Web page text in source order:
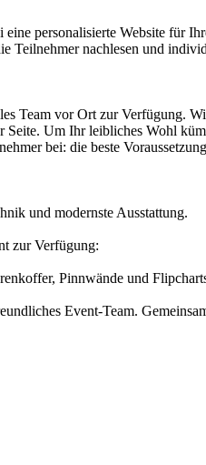
personalisierte Website für
nachlesen und
Team vor Ort zur Verfügung.
Um Ihr leibliches Wohl
bei: die beste
und modernste Ausstattung.
zur Verfügung:
Pinnwände und
Event-Team.